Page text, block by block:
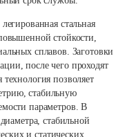
стальная
стойкости,
сплавов. Заготовки
после чего проходят
позволяет
стабильную
параметров. В
стабильной
и статических